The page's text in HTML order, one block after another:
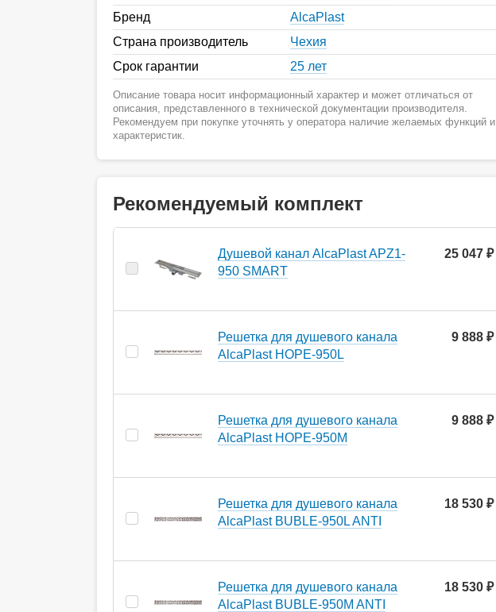
Бренд
AlcaPlast
Страна производитель
Чехия
Срок гарантии
25 лет
Описание товара носит информационный характер и может отличаться от
описания, представленного в технической документации производителя.
Рекомендуем при покупке уточнять у оператора наличие желаемых функций и
характеристик.
Рекомендуемый комплект
Душевой канал AlcaPlast APZ1-
950 SMART
25 047 ₽
Решетка для душевого канала
AlcaPlast HOPE-950L
9 888 ₽
Решетка для душевого канала
AlcaPlast HOPE-950M
9 888 ₽
Решетка для душевого канала
AlcaPlast BUBLE-950L ANTI
18 530 ₽
Решетка для душевого канала
AlcaPlast BUBLE-950M ANTI
18 530 ₽